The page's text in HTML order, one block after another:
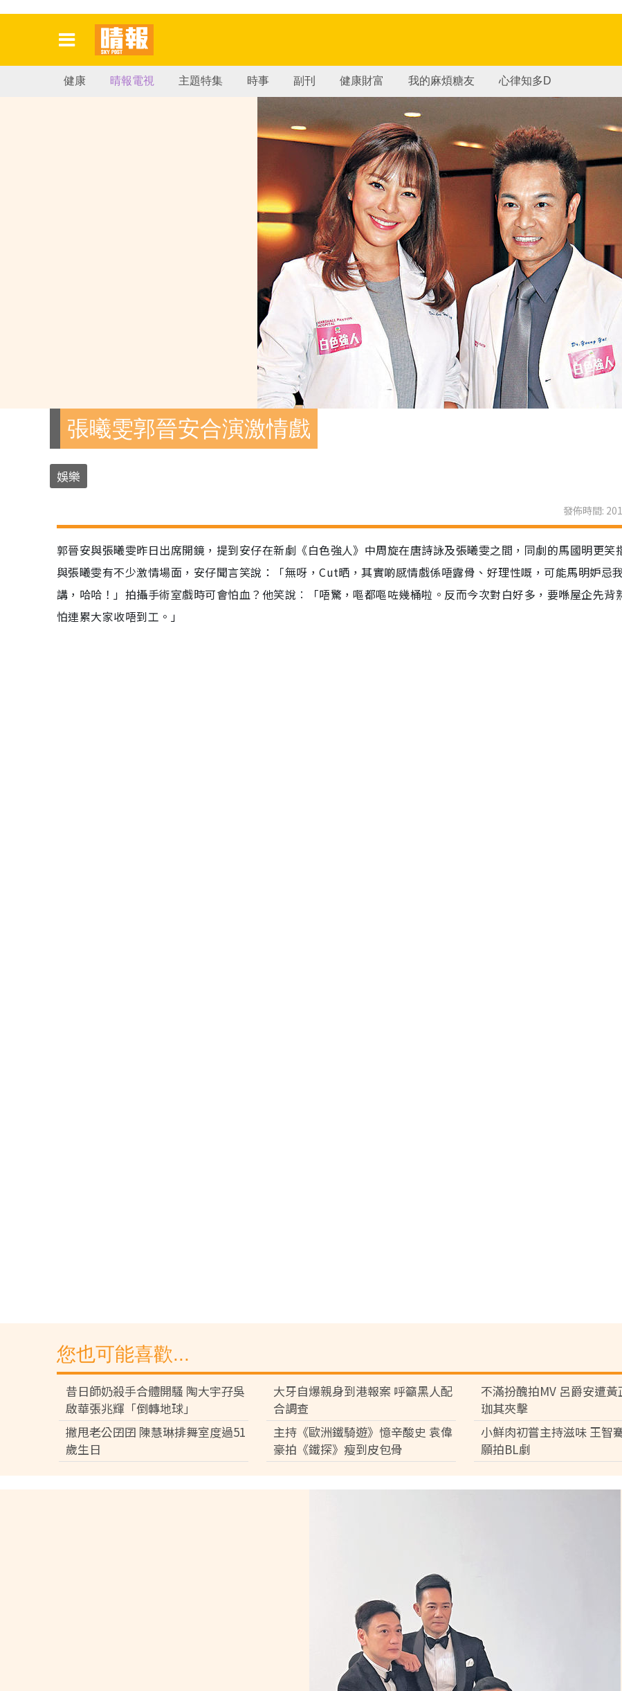
健康 晴報電視 主題特集 時事 副刊 健康財富 我的麻煩糖友 心律知多D
張曦雯郭晉安合演激情戲
娛樂
發佈時間:
郭晉安與張曦雯昨日出席開鏡，提到安仔在新劇《白色強人》中周旋在唐詩詠及張曦雯之間，同劇的馬國明更笑
與張曦雯有不少激情場面，安仔聞言笑說：「無呀，Cut晒，其實啲感情戲係唔露骨、好理性嘅，可能馬明妒忌
講，哈哈！」拍攝手術室戲時可會怕血？他笑說︰「唔驚，嘔都嘔咗幾桶啦。反而今次對白好多，要喺屋企先背
怕連累大家收唔到工。」
您也可能喜歡...
昔日師奶殺手合體開騷 陶大宇孖吳
啟華張兆輝「倒轉地球」
大牙自爆親身到港報案 呼籲黑人配
合調查
不滿扮醜拍MV 呂爵安遭黃
珈其夾擊
撇甩老公囝囝 陳慧琳排舞室度過51
歲生日
主持《歐洲鐵騎遊》憶辛酸史 袁偉
豪拍《鐵探》瘦到皮包骨
小鮮肉初嘗主持滋味 王智
願拍BL劇